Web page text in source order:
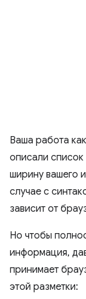
Ваша работа
описали
ширину вашего
случае с
зависит от
Но чтобы
информация,
принимает
этой разметки: